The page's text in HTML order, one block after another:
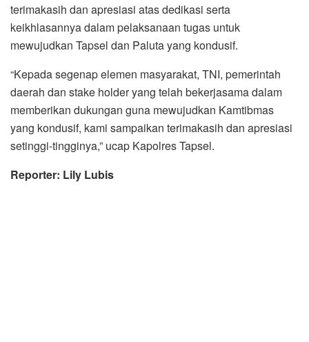
terimakasih dan apresiasi atas dedikasi serta
keikhlasannya dalam pelaksanaan tugas untuk
mewujudkan Tapsel dan Paluta yang kondusif.
“Kepada segenap elemen masyarakat, TNI, pemerintah
daerah dan stake holder yang telah bekerjasama dalam
memberikan dukungan guna mewujudkan Kamtibmas
yang kondusif, kami sampaikan terimakasih dan apresiasi
setinggi-tingginya,” ucap Kapolres Tapsel.
Reporter: Lily Lubis